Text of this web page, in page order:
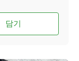
담기